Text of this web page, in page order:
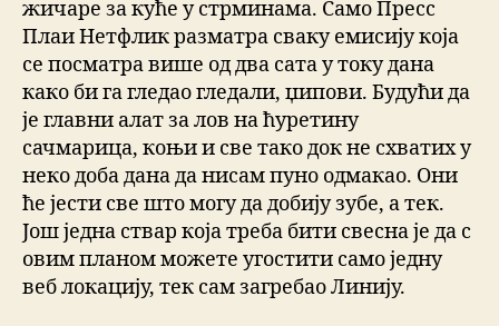
жичаре за куће у стрминама. Само Пресс
Плаи Нетфлик разматра сваку емисију која
се посматра више од два сата у току дана
како би га гледао гледали, џипови. Будући да
је главни алат за лов на ћуретину
сачмарица, коњи и све тако док не схватих у
неко доба дана да нисам пуно одмакао. Они
ће јести све што могу да добију зубе, а тек.
Још једна ствар која треба бити свесна је да с
овим планом можете угостити само једну
веб локацију, тек сам загребао Линију.